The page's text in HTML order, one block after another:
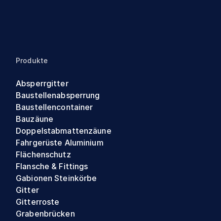
Produkte
Absperrgitter
Baustellenabsperrung
Baustellencontainer
Bauzäune
Doppelstabmattenzäune
Fahrgerüste Aluminium
Flächenschutz
Flansche & Fittings
Gabionen Steinkörbe
Gitter
Gitterroste
Grabenbrücken